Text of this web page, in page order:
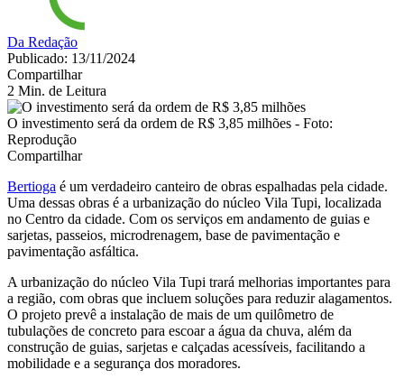
Da Redação
Publicado: 13/11/2024
Compartilhar
2 Min. de Leitura
O investimento será da ordem de R$ 3,85 milhões - Foto:
Reprodução
Compartilhar
Bertioga é um verdadeiro canteiro de obras espalhadas pela cidade.
Uma dessas obras é a urbanização do núcleo Vila Tupi, localizada
no Centro da cidade. Com os serviços em andamento de guias e
sarjetas, passeios, microdrenagem, base de pavimentação e
pavimentação asfáltica.
A urbanização do núcleo Vila Tupi trará melhorias importantes para
a região, com obras que incluem soluções para reduzir alagamentos.
O projeto prevê a instalação de mais de um quilômetro de
tubulações de concreto para escoar a água da chuva, além da
construção de guias, sarjetas e calçadas acessíveis, facilitando a
mobilidade e a segurança dos moradores.